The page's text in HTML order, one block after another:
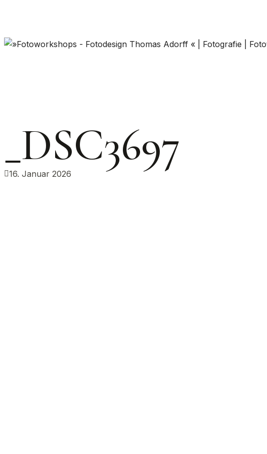
_DSC3697
16. Januar 2026